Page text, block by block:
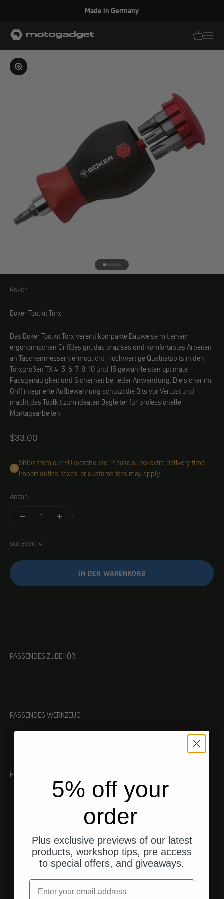
Made in Germany
motogadget GmbH
Bild vergrößern
Gehe zu Element 1
Gehe zu Element 2
Gehe zu Element 3
Gehe zu Element 4
Gehe zu Element 5
Gehe zu Element 6
Böker
Böker
Böker Toolkit Torx
Das Böker Toolkit Torx vereint kompakte Bauweise mit einem
ergonomischen Griffdesign, das präzises und komfortables Arbeiten
an Taschenmessern ermöglicht. Hochwertige Qualitätsbits in den
Torxgrößen TX 4, 5, 6, 7, 8, 10 und 15 gewährleisten optimale
Passgenauigkeit und Sicherheit bei jeder Anwendung. Die sicher im
Griff integrierte Aufbewahrung schützt die Bits vor Verlust und
macht das Toolkit zum idealen Begleiter für professionelle
Montagearbeiten.
Angebot
$33.00
Ships from our EU warehouse. Please allow extra delivery time
Import duties, taxes, or customs fees may apply.
Anzahl:
SKU: BOE1014
IN DEN WARENKORB
PASSENDES ZUBEHÖR
PASSENDES WERKZEUG
EMPFEHLUNGEN
5% off your
order
Plus exclusive previews of our latest
products, workshop tips, pre access
to special offers, and giveaways.
Email